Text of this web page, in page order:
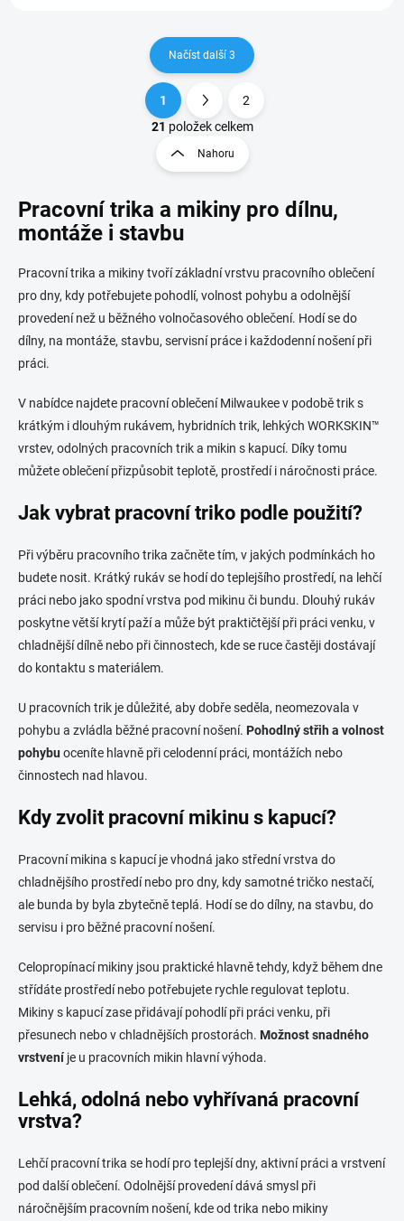
O
v
á
d
c
v
k
y
ý
s
u
Načíst další 3
S
t
r
á
k
á
n
í
1
2
21 položek celkem
Nahoru
Pracovní trika a mikiny pro dílnu,
montáže i stavbu
Pracovní trika a mikiny tvoří základní vrstvu pracovního oblečení
pro dny, kdy potřebujete pohodlí, volnost pohybu a odolnější
provedení než u běžného volnočasového oblečení. Hodí se do
dílny, na montáže, stavbu, servisní práce i každodenní nošení při
práci.
V nabídce najdete pracovní oblečení Milwaukee v podobě trik s
krátkým i dlouhým rukávem, hybridních trik, lehkých WORKSKIN™
vrstev, odolných pracovních trik a mikin s kapucí. Díky tomu
můžete oblečení přizpůsobit teplotě, prostředí i náročnosti práce.
Jak vybrat pracovní triko podle použití?
Při výběru pracovního trika začněte tím, v jakých podmínkách ho
budete nosit. Krátký rukáv se hodí do teplejšího prostředí, na lehčí
práci nebo jako spodní vrstva pod mikinu či bundu. Dlouhý rukáv
poskytne větší krytí paží a může být praktičtější při práci venku, v
chladnější dílně nebo při činnostech, kde se ruce častěji dostávají
do kontaktu s materiálem.
U pracovních trik je důležité, aby dobře seděla, neomezovala v
pohybu a zvládla běžné pracovní nošení. Pohodlný střih a volnost
pohybuoceníte hlavně při celodenní práci, montážích nebo
činnostech nad hlavou.
Kdy zvolit pracovní mikinu s kapucí?
Pracovní mikina s kapucí je vhodná jako střední vrstva do
chladnějšího prostředí nebo pro dny, kdy samotné tričko nestačí,
ale bunda by byla zbytečně teplá. Hodí se do dílny, na stavbu, do
servisu i pro běžné pracovní nošení.
Celopropínací mikiny jsou praktické hlavně tehdy, když během dne
střídáte prostředí nebo potřebujete rychle regulovat teplotu.
Mikiny s kapucí zase přidávají pohodlí při práci venku, při
přesunech nebo v chladnějších prostorách. Možnost snadného
vrstveníje u pracovních mikin hlavní výhoda.
Lehká, odolná nebo vyhřívaná pracovní
vrstva?
Lehčí pracovní trika se hodí pro teplejší dny, aktivní práci a vrstvení
pod další oblečení. Odolnější provedení dává smysl při
náročnějším pracovním nošení, kde od trika nebo mikiny